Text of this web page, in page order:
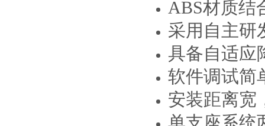
ABS材质结
采用自主研
具备自适应
软件调试简
安装距离宽